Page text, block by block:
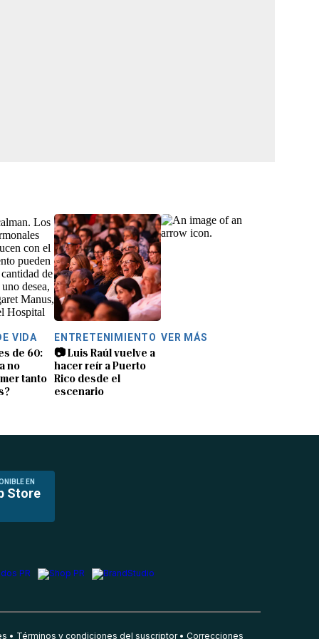
VIDA
de 60:
no
tanto
ENTRETENIMIENTO
📷 Luis Raúl vuelve a
hacer reír a Puerto
Rico desde el
escenario
VER MÁS
EN
Store
Términos y condiciones del suscriptor Correcciones